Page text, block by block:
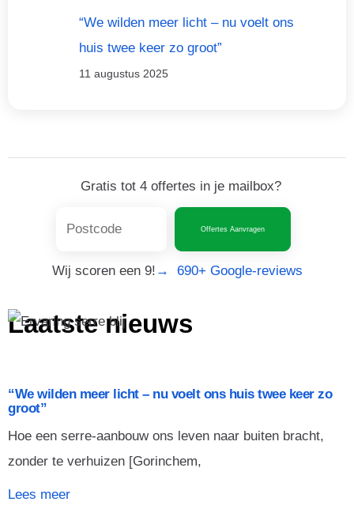
“We wilden meer licht – nu voelt ons
huis twee keer zo groot”
11 augustus 2025
Gratis tot 4 offertes in je mailbox?
Offertes Aanvragen
Wij scoren een 9! → 690+ Google-reviews
Laatste nieuws
“We wilden meer licht – nu voelt ons huis twee keer zo
groot”
Hoe een serre-aanbouw ons leven naar buiten bracht,
zonder te verhuizen [Gorinchem,
Lees meer